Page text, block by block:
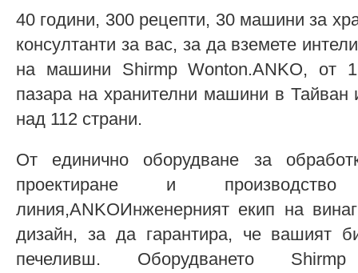
40 години, 300 рецепти, 30 машини за
консултанти за вас, за да вземете
на машини Shirmp Wonton.ANKO, от
пазара на хранителни машини в Тайван
над 112 страни.
От единично оборудване за
проектиране и
линия,ANKOИнженерният екип на
дизайн, за да гарантира, че вашият
печеливш. Оборудването